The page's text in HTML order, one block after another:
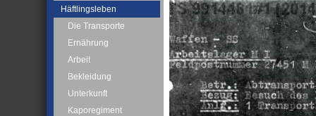
Häftlingsleben
Die Transporte
Ernährung
Arbeit
Bekleidung
Unterkunft
Kaporegiment